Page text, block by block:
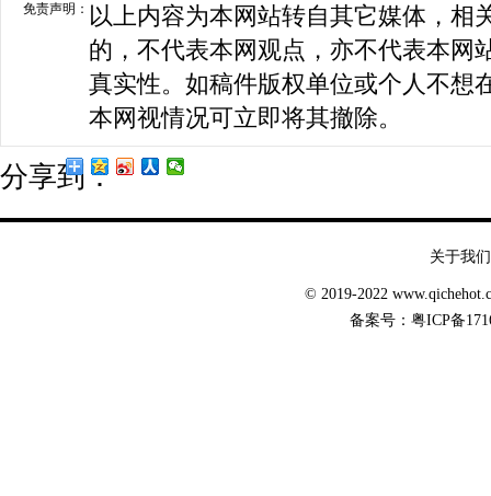
免责声明： 以上内容为本网站转自其它媒体，相
的，不代表本网观点，亦不代表本网
真实性。如稿件版权单位或个人不想
本网视情况可立即将其撤除。
分享到：
关于我们
© 2019-2022
备案号： 粤ICP备